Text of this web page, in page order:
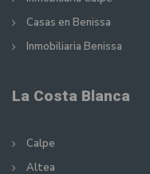
Casas en Benissa
Inmobiliaria Benissa
La Costa Blanca
Calpe
Altea